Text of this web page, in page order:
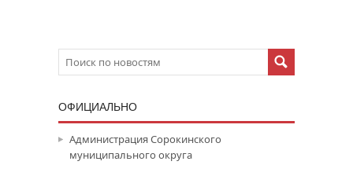
ОФИЦИАЛЬНО
Администрация Сорокинского
муниципального округа